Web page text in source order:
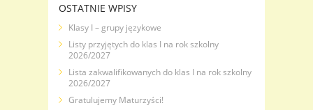
OSTATNIE WPISY
Klasy I – grupy językowe
Listy przyjętych do klas I na rok szkolny
2026/2027
Lista zakwalifikowanych do klas I na rok szkolny
2026/2027
Gratulujemy Maturzyści!